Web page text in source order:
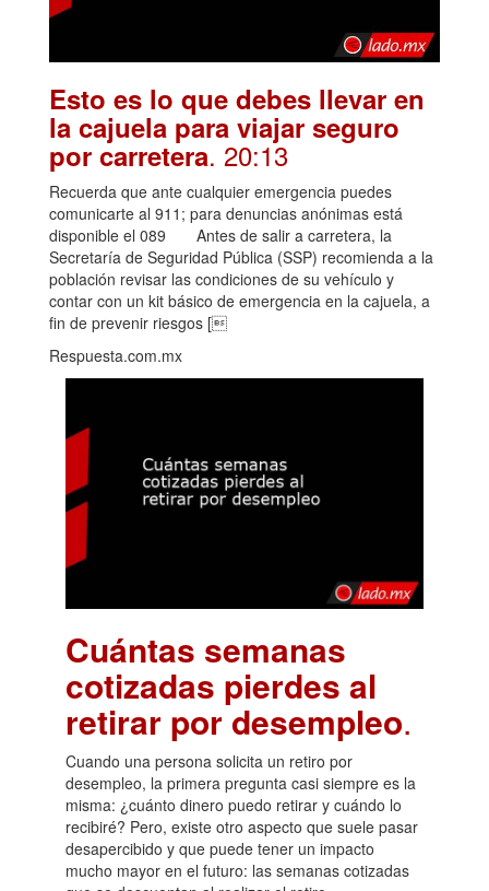
Esto es lo que debes llevar en
la cajuela para viajar seguro
por carretera. 20:13
Recuerda que ante cualquier emergencia puedes
comunicarte al 911; para denuncias anónimas está
disponible el 089 Antes de salir a carretera, la
Secretaría de Seguridad Pública (SSP) recomienda a la
población revisar las condiciones de su vehículo y
contar con un kit básico de emergencia en la cajuela, a
fin de prevenir riesgos [
Respuesta.com.mx
Cuántas semanas
cotizadas pierdes al
retirar por desempleo.
Cuando una persona solicita un retiro por
desempleo, la primera pregunta casi siempre es la
misma: ¿cuánto dinero puedo retirar y cuándo lo
recibiré? Pero, existe otro aspecto que suele pasar
desapercibido y que puede tener un impacto
mucho mayor en el futuro: las semanas cotizadas